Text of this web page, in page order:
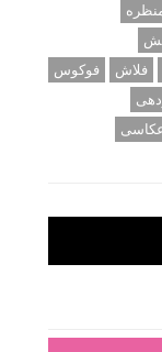
فلاش
فوکوس